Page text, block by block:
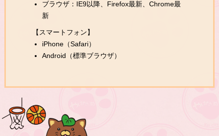
ブラウザ：IE9以降、Firefox最新、Chrome最
新
【スマートフォン】
iPhone（Safari）
Android（標準ブラウザ）